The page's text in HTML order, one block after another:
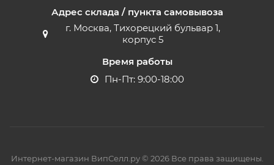
Адрес склада / пункта самовывоза
г. Москва, Тихорецкий бульвар 1,
корпус 5
Время работы
Пн-Пт: 9:00-18:00
Интернет-магазин ВипСелл.ру © 2026 Все права защищены.